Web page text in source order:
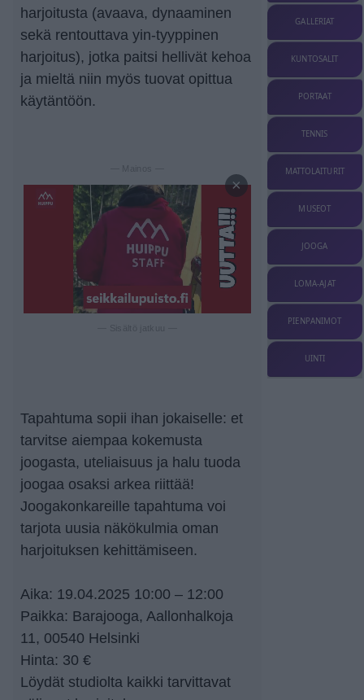
harjoitusta (avaava, dynaaminen
sekä rentouttava yin-tyyppinen
harjoitus), jotka paitsi hellivät kehoa
ja mieltä niin myös tuovat opittua
käytäntöön.
— Mainos —
×
Tapahtuma sopii ihan jokaiselle: et
tarvitse aiempaa kokemusta
joogasta, uteliaisuus ja halu tuoda
joogaa osaksi arkea riittää!
Joogakonkareille tapahtuma voi
tarjota uusia näkökulmia oman
harjoituksen kehittämiseen.
Aika: 19.04.2025 10:00 – 12:00
Paikka: Barajooga, Aallonhalkoja
11, 00540 Helsinki
Hinta: 30 €
Löydät studiolta kaikki tarvittavat
GALLERIAT
KUNTOSALIT
PORTAAT
TENNIS
MATTOLAITURIT
MUSEOT
JOOGA
LOMA-AJAT
PIENPANIMOT
UINTI